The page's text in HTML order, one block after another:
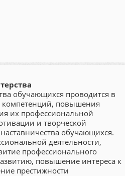
обучающихся проводится в
компетенций, повышения
их профессиональной
и творческой
обучающихся.
деятельности,
профессионального
повышение интереса к
престижности